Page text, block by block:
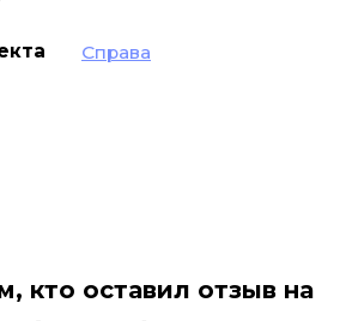
Справа
кто оставил отзыв на